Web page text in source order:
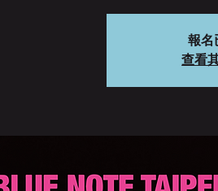
報名
查看